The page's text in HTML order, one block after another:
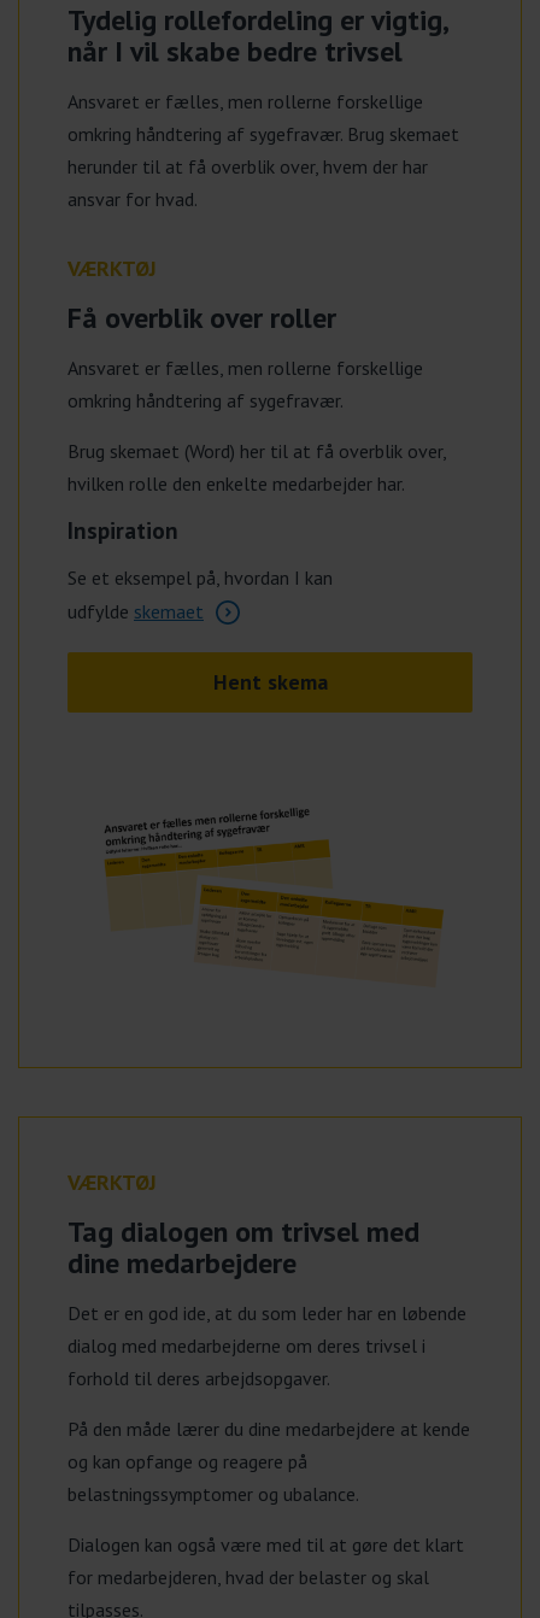
Tydelig rollefordeling er vigtig,
når I vil skabe bedre trivsel
Ansvaret er fælles, men rollerne forskellige
omkring håndtering af sygefravær. Brug skemaet
herunder til at få overblik over, hvem der har
ansvar for hvad.
VÆRKTØJ
Få overblik over roller
Ansvaret er fælles, men rollerne forskellige
omkring håndtering af sygefravær.
Brug skemaet (Word) her til at få overblik over,
hvilken rolle den enkelte medarbejder har.
Inspiration
Se et eksempel på, hvordan I kan
udfylde skemaet
Hent skema
VÆRKTØJ
Tag dialogen om trivsel med
dine medarbejdere
Det er en god ide, at du som leder har en løbende
dialog med medarbejderne om deres trivsel i
forhold til deres arbejdsopgaver.
På den måde lærer du dine medarbejdere at kende
og kan opfange og reagere på
belastningssymptomer og ubalance.
Dialogen kan også være med til at gøre det klart
for medarbejderen, hvad der belaster og skal
tilpasses.